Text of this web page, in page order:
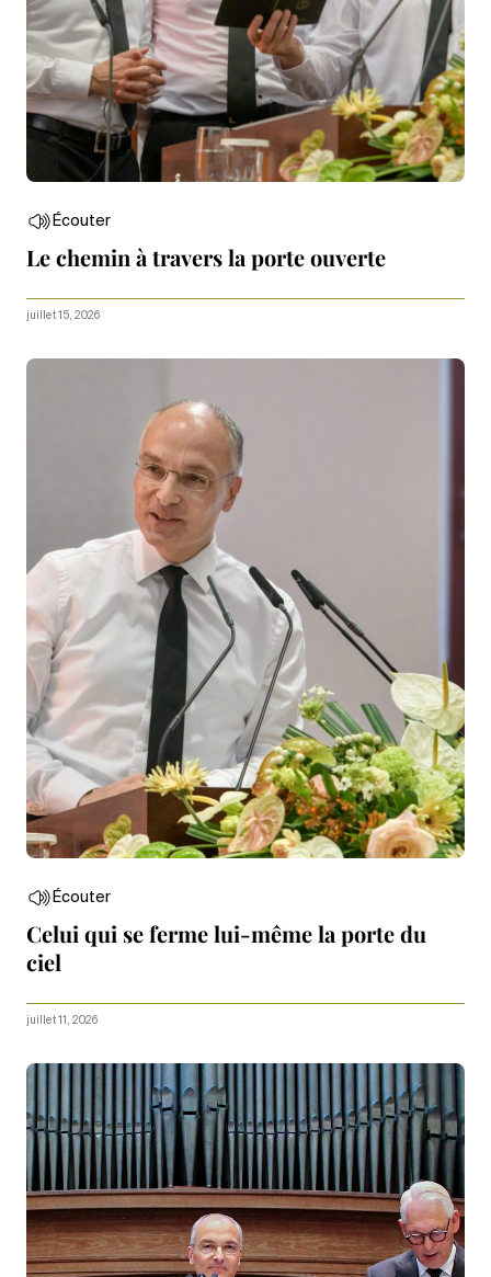
Écouter
Le chemin à travers la porte ouverte
juillet 15, 2026
Écouter
Celui qui se ferme lui-même la porte du
ciel
juillet 11, 2026